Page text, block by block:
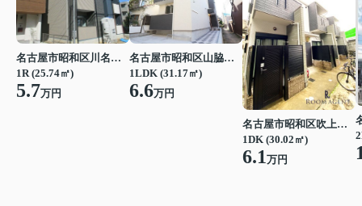
名古屋市昭和区川名本町４丁目
1R (25.74㎡)
5.7万円
名古屋市昭和区山脇町４丁目
1LDK (31.17㎡)
6.6万円
名古屋市昭和区吹上町１丁目
1DK (30.02㎡)
6.1万円